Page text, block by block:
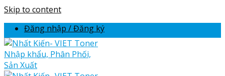
Skip to content
Đăng nhập / Đăng ký